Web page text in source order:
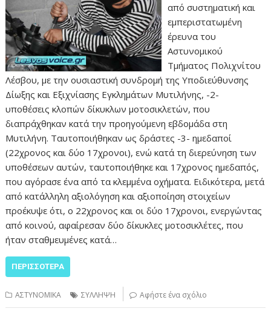
από συστηματική και
εμπεριστατωμένη
έρευνα του
Αστυνομικού
Τμήματος Πολιχνίτου
Λέσβου, με την ουσιαστική συνδρομή της Υποδιεύθυνσης
Δίωξης και Εξιχνίασης Εγκλημάτων Μυτιλήνης, -2-
υποθέσεις κλοπών δίκυκλων μοτοσικλετών, που
διαπράχθηκαν κατά την προηγούμενη εβδομάδα στη
Μυτιλήνη. Ταυτοποιήθηκαν ως δράστες -3- ημεδαποί
(22χρονος και δύο 17χρονοι), ενώ κατά τη διερεύνηση των
υποθέσεων αυτών, ταυτοποιήθηκε και 17χρονος ημεδαπός,
που αγόρασε ένα από τα κλεμμένα οχήματα. Ειδικότερα, μετά
από κατάλληλη αξιολόγηση και αξιοποίηση στοιχείων
προέκυψε ότι, ο 22χρονος και οι δύο 17χρονοι, ενεργώντας
από κοινού, αφαίρεσαν δύο δίκυκλες μοτοσικλέτες, που
ήταν σταθμευμένες κατά…
ΠΕΡΙΣΣΌΤΕΡΑ
ΑΣΤΥΝΟΜΙΚΑ ΣΥΛΛΗΨΗ Αφήστε ένα σχόλιο